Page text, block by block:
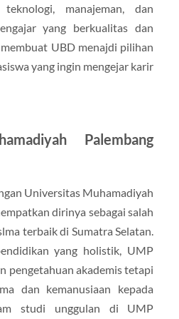
manajeman, dan
yang berkualitas dan
UBD menajdi pilihan
yang ingin mengejar karir
Palembang
Universitas Muhamadiyah
dirinya sebagai salah
terbaik di Sumatra Selatan.
yang holistik, UMP
pengetahuan akademis tetapi
dan kemanusiaan kepada
studi unggulan di UMP